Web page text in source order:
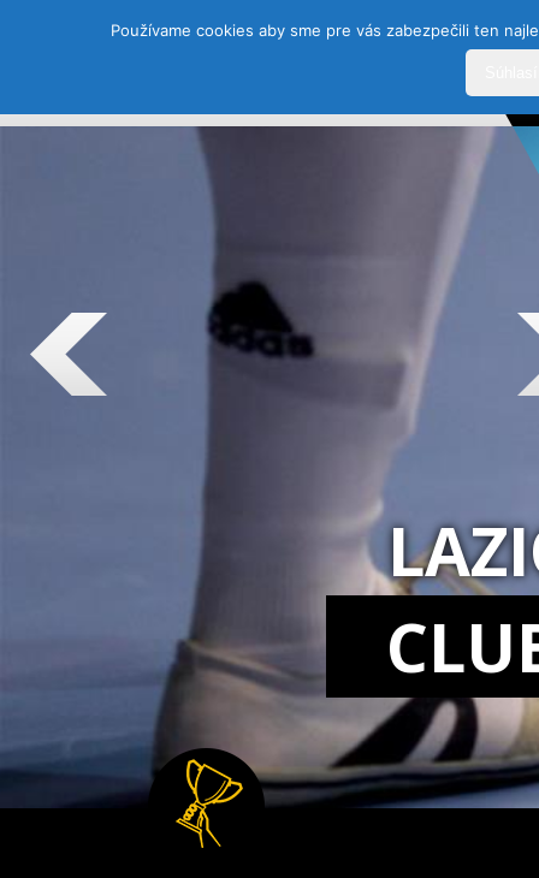
Používame cookies aby sme pre vás zabezpečili ten